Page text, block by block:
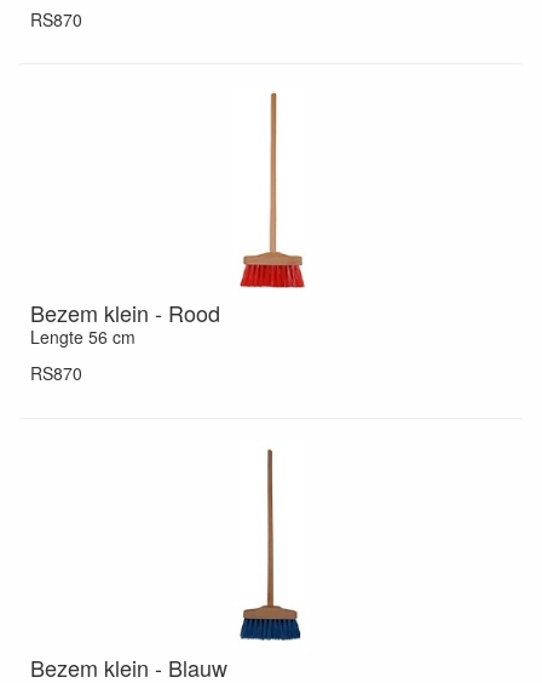
RS870
Bezem klein - Rood
Lengte 56 cm
RS870
Bezem klein - Blauw